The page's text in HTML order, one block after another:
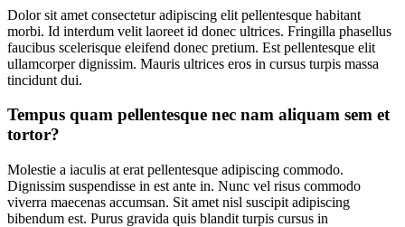
Dolor sit amet consectetur adipiscing elit pellentesque habitant
morbi. Id interdum velit laoreet id donec ultrices. Fringilla phasellus
faucibus scelerisque eleifend donec pretium. Est pellentesque elit
ullamcorper dignissim. Mauris ultrices eros in cursus turpis massa
tincidunt dui.
Tempus quam pellentesque nec nam aliquam sem et
tortor?
Molestie a iaculis at erat pellentesque adipiscing commodo.
Dignissim suspendisse in est ante in. Nunc vel risus commodo
viverra maecenas accumsan. Sit amet nisl suscipit adipiscing
bibendum est. Purus gravida quis blandit turpis cursus in